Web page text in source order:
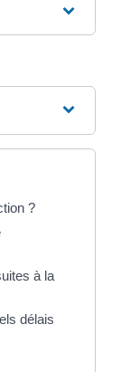
?
à la
délais